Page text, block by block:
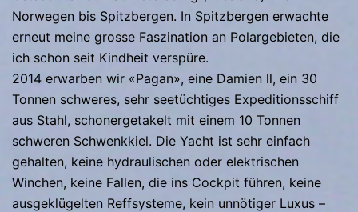
Norwegen bis Spitzbergen. In Spitzbergen erwachte
erneut meine grosse Faszination an Polargebieten, die
ich schon seit Kindheit verspüre.
2014 erwarben wir «Pagan», eine Damien ll, ein 30
Tonnen schweres, sehr seetüchtiges Expeditionsschiff
aus Stahl, schonergetakelt mit einem 10 Tonnen
schweren Schwenkkiel. Die Yacht ist sehr einfach
gehalten, keine hydraulischen oder elektrischen
Winchen, keine Fallen, die ins Cockpit führen, keine
ausgeklügelten Reffsysteme, kein unnötiger Luxus –